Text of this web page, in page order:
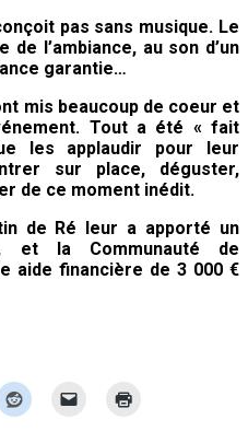
pas sans musique. Le
l’ambiance, au son d’un
garantie…
mis beaucoup de coeur et
Tout a été « fait
les applaudir pour leur
sur place, déguster,
de ce moment inédit.
de Ré leur a apporté un
et la Communauté de
aide financière de 3 000 €